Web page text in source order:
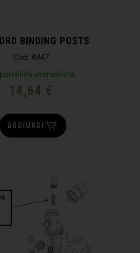
BINDING POSTS
Cod. IM47
immediata
14,64 €
AGGIUNGI